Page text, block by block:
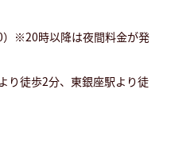
）※20時以降は夜間料金が発
り徒歩2分、東銀座駅より徒